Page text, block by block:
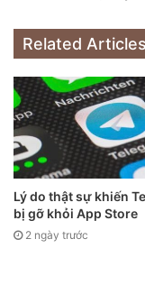
Related Articles
Lý do thật sự khiến
bị gỡ khỏi App Store
2 ngày trước